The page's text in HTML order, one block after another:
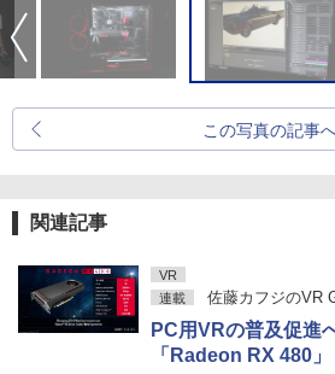
この写真の記事
関連記事
VR
連載
佐藤カフジのVR
PC用VRの普及促
「Radeon RX 480」